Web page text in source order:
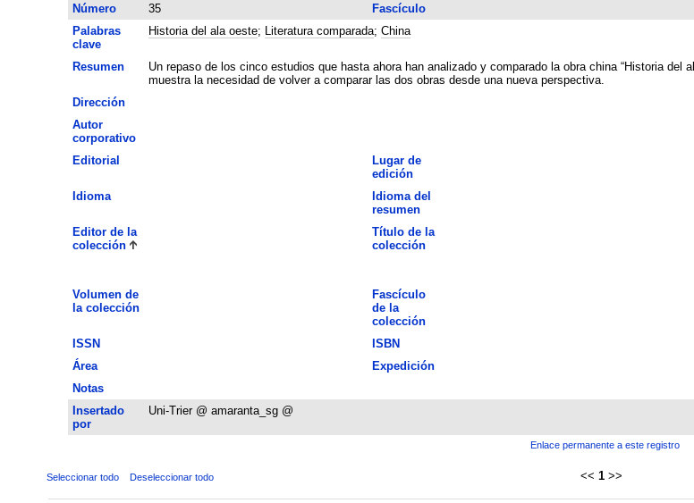
Número
35 Fascículo
Palabras
clave
Historia del ala oeste; Literatura comparada; China
Resumen
Un repaso de los cinco estudios que hasta ahora han analizado y comparado la obra china “Historia
muestra la necesidad de volver a comparar las dos obras desde una nueva perspectiva.
Dirección
Autor
corporativo
Editorial
Lugar de
edición
Idioma
Idioma del
resumen
Editor de la
colección
Título de la
colección
Volumen de
la colección
Fascículo
de la
colección
ISSN ISBN
Área
Expedición
Notas
Insertado
por
Uni-Trier @ amaranta_sg @
Enlace permanente a este registro
Seleccionar todo Deseleccionar todo << 1 >>